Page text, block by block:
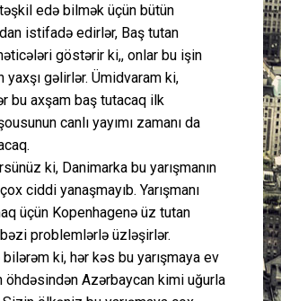
edə bilmək üçün bütün
istifadə edirlər, Baş tutan
göstərir ki,, onlar bu işin
yaxşı gəlirlər. Ümidvaram ki,
bu axşam baş tutacaq ilk
canlı yayımı zamanı da
ki, Danimarka bu yarışmanın
çox ciddi yanaşmayıb. Yarışmanı
üçün Kopenhagenə üz tutan
problemlərlə üzləşirlər.
ki, hər kəs bu yarışmaya ev
öhdəsindən Azərbaycan kimi uğurla